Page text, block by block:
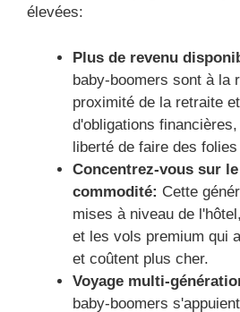
élevées:
Plus de revenu
baby-boomers sont à la
proximité de la retraite
d'obligations
liberté de faire des
Concentrez-vous sur
commodité: Cette
mises à niveau de
et les vols premium qui
et coûtent plus cher.
Voyage multi-
baby-boomers